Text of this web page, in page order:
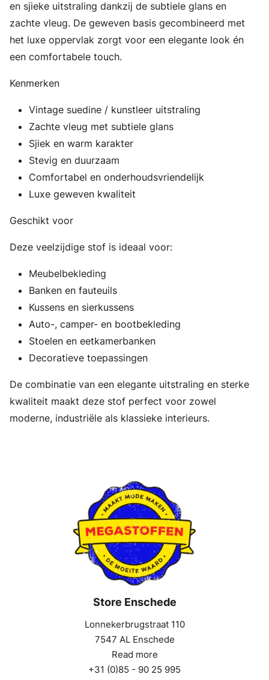
en sjieke uitstraling dankzij de subtiele glans en
zachte vleug. De geweven basis gecombineerd met
het luxe oppervlak zorgt voor een elegante look én
een comfortabele touch.
Kenmerken
Vintage suedine / kunstleer uitstraling
Zachte vleug met subtiele glans
Sjiek en warm karakter
Stevig en duurzaam
Comfortabel en onderhoudsvriendelijk
Luxe geweven kwaliteit
Geschikt voor
Deze veelzijdige stof is ideaal voor:
Meubelbekleding
Banken en fauteuils
Kussens en sierkussens
Auto-, camper- en bootbekleding
Stoelen en eetkamerbanken
Decoratieve toepassingen
De combinatie van een elegante uitstraling en sterke
kwaliteit maakt deze stof perfect voor zowel
moderne, industriële als klassieke interieurs.
Store Enschede
Lonnekerbrugstraat 110
7547 AL Enschede
Read more
+31 (0)85 - 90 25 995